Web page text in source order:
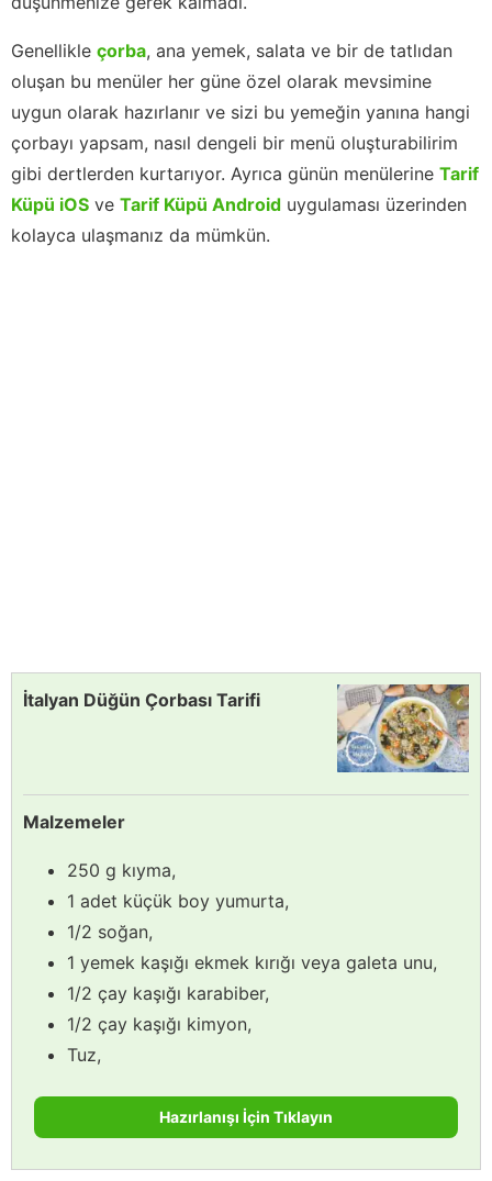
Genellikle çorba, ana yemek, salata ve bir de tatlıdan
oluşan bu menüler her güne özel olarak mevsimine
uygun olarak hazırlanır ve sizi bu yemeğin yanına hangi
çorbayı yapsam, nasıl dengeli bir menü oluşturabilirim
gibi dertlerden kurtarıyor. Ayrıca günün menülerine Tarif
Küpü iOS ve Tarif Küpü Android uygulaması üzerinden
kolayca ulaşmanız da mümkün.
İtalyan Düğün Çorbası Tarifi
Malzemeler
250 g kıyma,
1 adet küçük boy yumurta,
1/2 soğan,
1 yemek kaşığı ekmek kırığı veya galeta unu,
1/2 çay kaşığı karabiber,
1/2 çay kaşığı kimyon,
Tuz,
Hazırlanışı İçin Tıklayın